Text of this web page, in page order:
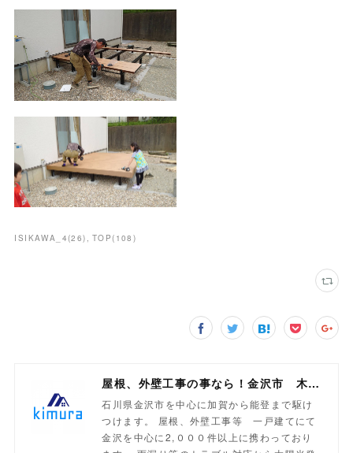
ISIKAWA_4(26) TOP( 108 )
屋根、外壁工事の事なら！金沢市 木村工業
石川県金沢市を中心に加賀から能登まで駆け
つけます。 屋根、外壁工事等 一戸建てにて
金沢を中心に2,０００件以上に携わっており